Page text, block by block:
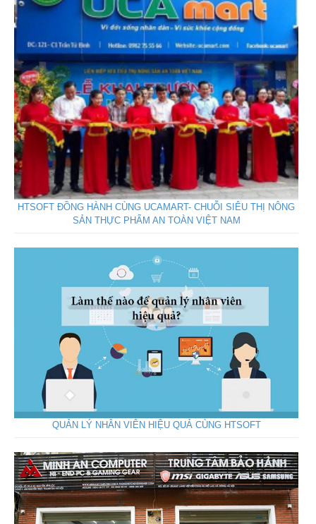
HTSOFT ĐỒNG HÀNH CÙNG UCAMART- CHUỖI SIÊU THỊ NÔNG
SẢN THỰC PHẨM AN TOÀN VIỆT NAM
QUẢN LÝ NHÂN VIÊN HIỆU QUẢ CÙNG HTSOFT